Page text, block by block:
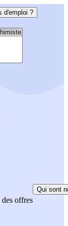
d'emploi ?
offres
Qui sont